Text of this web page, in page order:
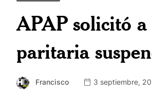
APAP solicitó
paritaria
Francisco 3 septiembre,